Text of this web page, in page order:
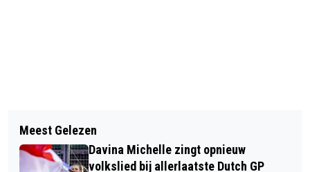
ORANGE SUN ZORGT OOK IN
BLOEMENDAAL VOOR FUN
BLOEMENDAAL: FOTO'S EN FILM
WANDEL- EN RUITERGEBIED ROND
Meest Gelezen
Davina Michelle zingt opnieuw
volkslied bij allerlaatste Dutch GP